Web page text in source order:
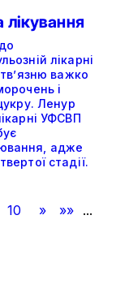
лікарні
важко
і
Ленур
УФСВП
адже
стадії.
10 » »» ...